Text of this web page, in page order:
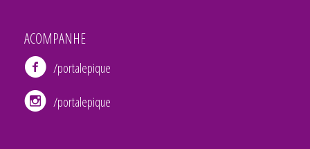
ACOMPANHE
/portalepique
/portalepique